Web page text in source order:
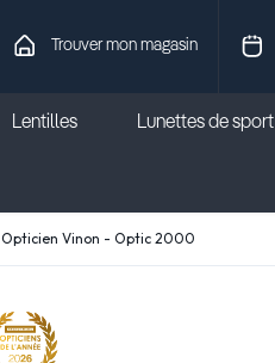
Trouver mon magasin
Lentilles Lunettes de sport
Opticien Vinon - Optic 2000